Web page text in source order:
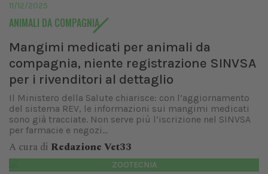
11/12/2025
ANIMALI DA COMPAGNIA
Mangimi medicati per animali da
compagnia, niente registrazione SINVSA
per i rivenditori al dettaglio
Il Ministero della Salute chiarisce: con l’aggiornamento
del sistema REV, le informazioni sui mangimi medicati
sono già tracciate. Non serve più l’iscrizione nel SINVSA
per farmacie e negozi...
A cura di Redazione Vet33
ZOOTECNIA